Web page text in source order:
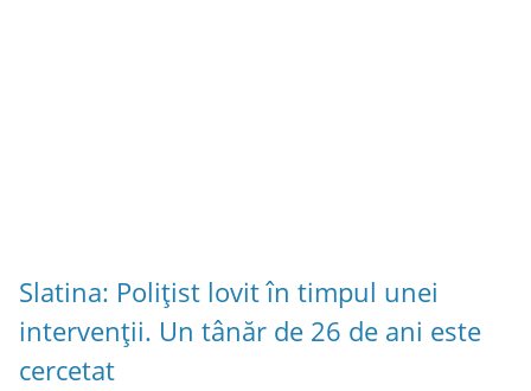
Slatina: Polițist lovit în timpul unei
intervenții. Un tânăr de 26 de ani este
cercetat